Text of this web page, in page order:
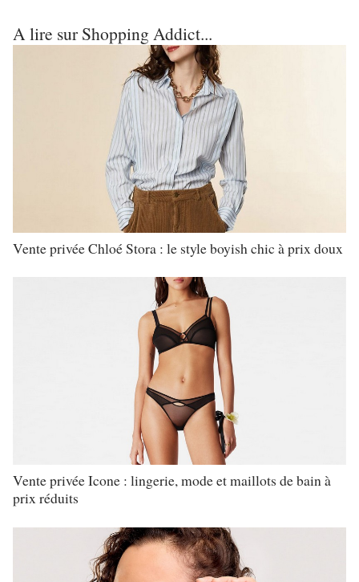
A lire sur Shopping Addict...
Vente privée Chloé Stora : le style boyish chic à prix doux
Vente privée Icone : lingerie, mode et maillots de bain à
prix réduits